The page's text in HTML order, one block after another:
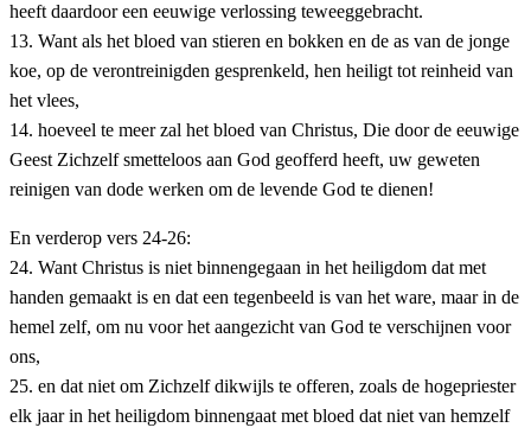
heeft daardoor een eeuwige verlossing teweeggebracht.
13. Want als het bloed van stieren en bokken en de as van de jonge
koe, op de verontreinigden gesprenkeld, hen heiligt tot reinheid van
het vlees,
14. hoeveel te meer zal het bloed van Christus, Die door de eeuwige
Geest Zichzelf smetteloos aan God geofferd heeft, uw geweten
reinigen van dode werken om de levende God te dienen!
En verderop vers 24-26:
24. Want Christus is niet binnengegaan in het heiligdom dat met
handen gemaakt is en dat een tegenbeeld is van het ware, maar in de
hemel zelf, om nu voor het aangezicht van God te verschijnen voor
ons,
25. en dat niet om Zichzelf dikwijls te offeren, zoals de hogepriester
elk jaar in het heiligdom binnengaat met bloed dat niet van hemzelf